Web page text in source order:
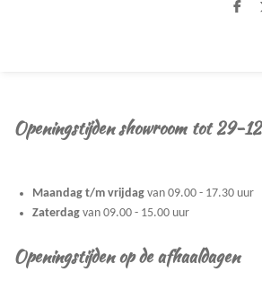
D
Openingstijden showroom tot 29-12
Maandag t/m vrijdag van 09.00 - 17.30 uur
Zaterdag van 09.00 - 15.00 uur
Openingstijden op de afhaaldagen